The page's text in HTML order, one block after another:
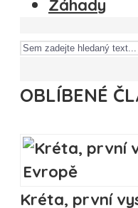
Záhady
OBLÍBENÉ
Kréta, první